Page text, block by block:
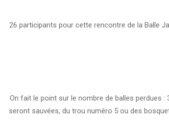
26 participants pour cette rencontre de la Balle
On fait le point sur le nombre de balles perdues
seront sauvées, du trou numéro 5 ou des